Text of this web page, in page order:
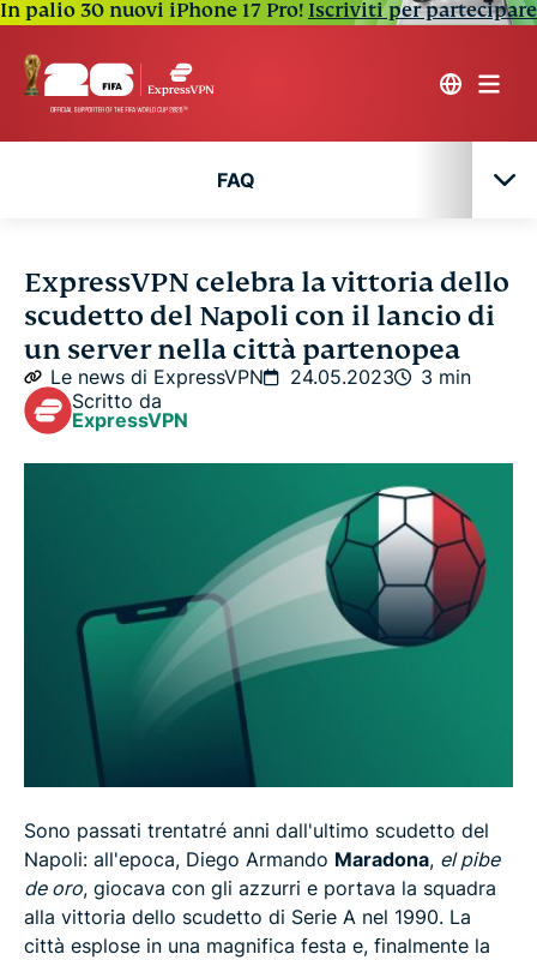
In palio 30 nuovi iPhone 17 Pro! Iscriviti per partecipare
FAQ
FAQ
ExpressVPN celebra la vittoria dello
scudetto del Napoli con il lancio di
un server nella città partenopea
Le news di ExpressVPN 24.05.2023
3 min
Scritto da
ExpressVPN
Sono passati trentatré anni dall'ultimo scudetto del
Napoli: all'epoca, Diego Armando Maradona, el pibe
de oro, giocava con gli azzurri e portava la squadra
alla vittoria dello scudetto di Serie A nel 1990. La
città esplose in una magnifica festa e, finalmente la